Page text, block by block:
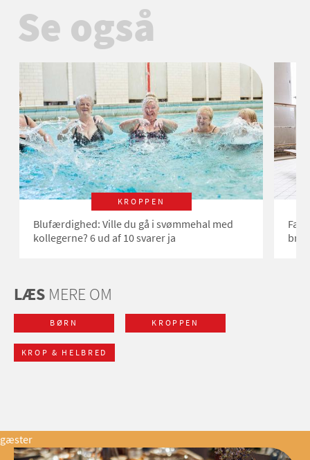
Se også
KROPPEN
Blufærdighed: Ville du gå i svømmehal med
kollegerne? 6 ud af 10 svarer ja
LÆS MERE OM
BØRN KROPPEN
KROP & HELBRED
gæster